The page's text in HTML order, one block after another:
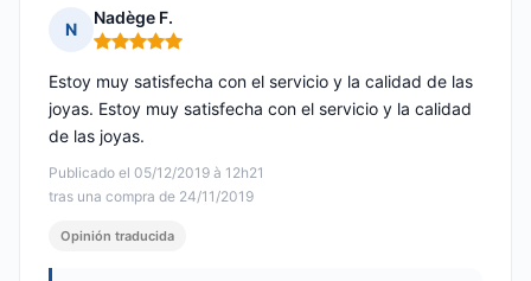
N
Nadège F.
Nota: 5 de 5
Publicado el 05/12/2019 à 12h21
tras una compra de 24/11/2019
Estoy muy satisfecha con el servicio y la calidad de las
joyas. Estoy muy satisfecha con el servicio y la calidad
de las joyas.
Opinión traducida